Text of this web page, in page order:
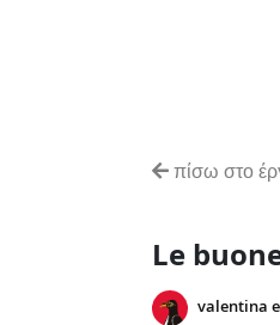
πίσω στο
Le
valentina